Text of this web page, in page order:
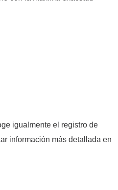
igualmente el registro de
información más detallada en